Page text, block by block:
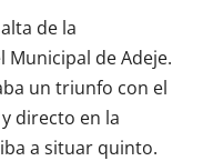
de la
Municipal de Adeje.
un triunfo con el
directo en la
a situar quinto.